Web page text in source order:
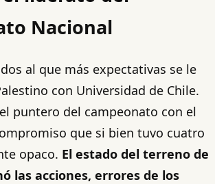
Nacional
al que más expectativas se le
con Universidad de Chile.
puntero del campeonato con el
que si bien tuvo cuatro
opaco. El estado del terreno de
las acciones, errores de los